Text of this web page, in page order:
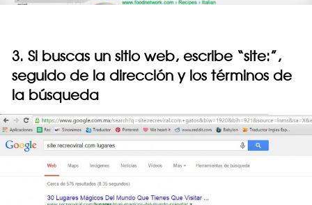
3. Si buscas un sitio web, escribe “site:”,
seguido de la dirección y los términos de
la búsqueda